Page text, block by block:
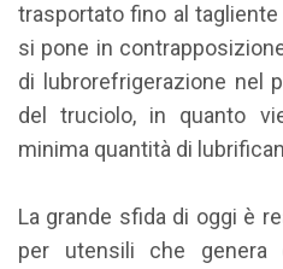
trasportato fino al
si pone in
di lubrorefrigerazione nel
del truciolo, in quanto
minima quantità di
La grande sfida di oggi è
per utensili che genera